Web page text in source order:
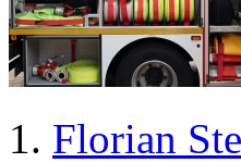
Florian